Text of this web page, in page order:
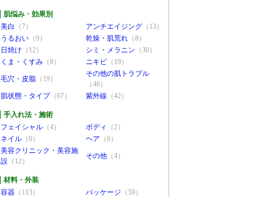
肌悩み・効果別
美白
（7） アンチエイジング （13）
うるおい （9） 乾燥・肌荒れ （8）
日焼け （12） シミ・メラニン （30）
くま・くすみ （8） ニキビ （19）
毛穴・皮脂 （19）
その他の肌トラブル
（46）
肌状態・タイプ（67） 紫外線 （42）
手入れ法・施術
フェイシャル （4） ボディ
（2）
ネイル （0） ヘア （6）
美容クリニック・美容施
設 （12）
その他 （4）
材料・外装
容器 （113） パッケージ （59）